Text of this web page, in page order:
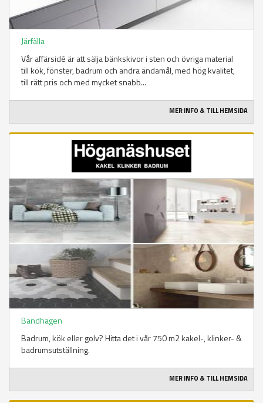
Järfälla
Vår affärsidé är att sälja bänkskivor i sten och övriga material
till kök, fönster, badrum och andra ändamål, med hög kvalitet,
till rätt pris och med mycket snabb...
MER INFO & TILL HEMSIDA
Bandhagen
Badrum, kök eller golv? Hitta det i vår 750 m2 kakel-, klinker- &
badrumsutställning.
MER INFO & TILL HEMSIDA